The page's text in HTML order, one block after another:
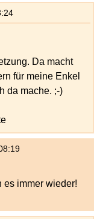
Da macht
für meine Enkel
da mache. ;-)
es immer wieder!